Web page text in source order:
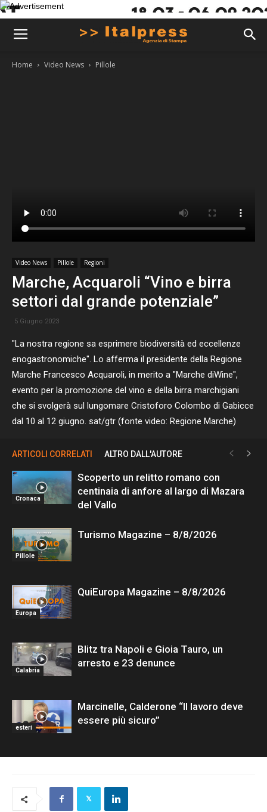
Home Video News Pillole
Video News Pillole Regioni
Marche, Acquaroli “Vino e birra
settori dal grande potenziale”
5 Giugno 2023
"La nostra regione sa esprimere biodiversità ed eccellenze
enogastronomiche". Lo afferma il presidente della Regione
Marche Francesco Acquaroli, in merito a "Marche diWine",
evento per la promozione del vino e della birra marchigiani
che si svolgerà sul lungomare Cristoforo Colombo di Gabicce
dal 10 al 12 giugno. sat/gtr (fonte video: Regione Marche)
ARTICOLI CORRELATI ALTRO DALL'AUTORE
Cronaca
Scoperto un relitto romano con
centinaia di anfore al largo di Mazara
del Vallo
Pillole
Turismo Magazine – 8/8/2026
Europa
QuiEuropa Magazine – 8/8/2026
Calabria
Blitz tra Napoli e Gioia Tauro, un
arresto e 23 denunce
esteri
Marcinelle, Calderone “Il lavoro deve
essere più sicuro”